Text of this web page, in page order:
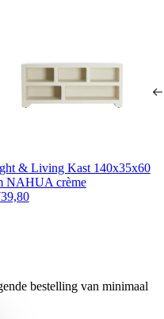
& Living Kast 140x35x60
NAHUA crème
bestelling van minimaal